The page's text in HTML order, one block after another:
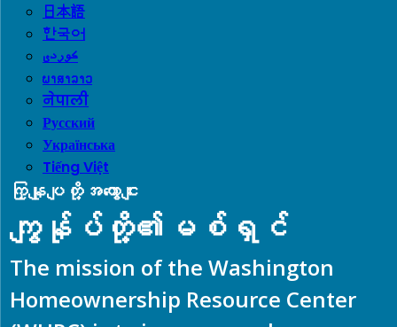
日本語
한국어
ພາສາລາວ
नेपाली
Русский
Українська
Tiếng Việt
ကြှနျုပျတို့အကွောငျး
ကျွန်ုပ်တို့၏မစ်ရှင်
The mission of the Washington
Homeownership Resource Center